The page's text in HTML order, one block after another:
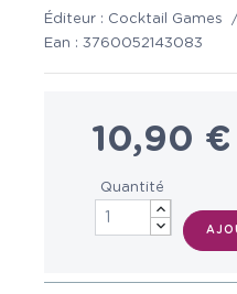
Éditeur : Cocktail Games /
Ean : 3760052143083
10,90 €
Quantité